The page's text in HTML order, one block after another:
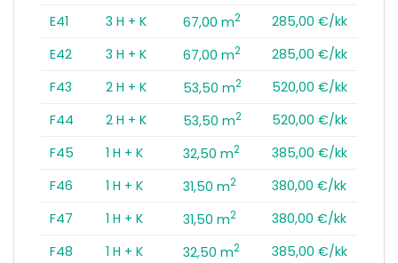
E41
3 H + K 67,00 m2
285,00 €/kk
E42
3 H + K 67,00 m2
285,00 €/kk
F43
2 H + K 53,50 m2
520,00 €/kk
F44
2 H + K 53,50 m2
520,00 €/kk
F45
1 H + K 32,50 m2
385,00 €/kk
F46
1 H + K 31,50 m2
380,00 €/kk
F47
1 H + K 31,50 m2
380,00 €/kk
F48
1 H + K 32,50 m2
385,00 €/kk